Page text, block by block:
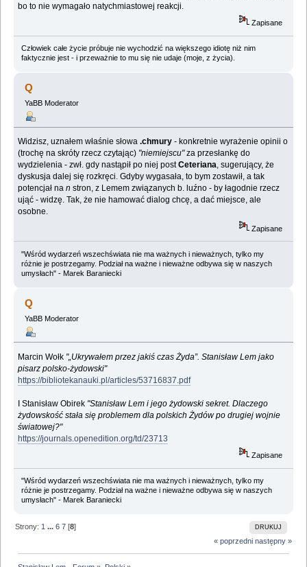
bo to nie wymagało natychmiastowej reakcji.
Zapisane
Człowiek całe życie próbuje nie wychodzić na większego idiotę niż nim
faktycznie jest - i przeważnie to mu się nie udaje (moje, z życia).
Q
YaBB Moderator
Widzisz, uznałem właśnie słowa.chmury - konkretnie wyrażenie opinii o
(trochę na skróty rzecz czytając) "niemiejscu"za przesłankę do
wydzielenia - zwł. gdy nastąpił po niej postCeteriana, sugerujący, że
dyskusja dalej się rozkręci. Gdyby wygasała, to bym zostawił, a tak
potencjał nan stron, z Lemem związanych b. luźno - by łagodnie rzecz
ująć - widzę. Tak, że nie hamować dialog chcę, a dać miejsce, ale
osobne.
Zapisane
"Wśród wydarzeń wszechświata nie ma ważnych i nieważnych, tylko my
różnie je postrzegamy. Podział na ważne i nieważne odbywa się w naszych
umysłach" - Marek Baraniecki
Q
YaBB Moderator
Marcin Wołk "„Ukrywałem przez jakiś czas Żyda”. Stanisław Lem jako
pisarz polsko-żydowski"
https://bibliotekanauki.pl/articles/53716837.pdf
I Stanisław Obirek "Stanisław Lem i jego żydowski sekret. Dlaczego
żydowskość stała się problemem dla polskich Żydów po drugiej wojnie
światowej?"
https://journals.openedition.org/td/23713
Zapisane
"Wśród wydarzeń wszechświata nie ma ważnych i nieważnych, tylko my
różnie je postrzegamy. Podział na ważne i nieważne odbywa się w naszych
umysłach" - Marek Baraniecki
DRUKUJ
Strony: 1 ...6 7 [8]
« poprzedni następny »